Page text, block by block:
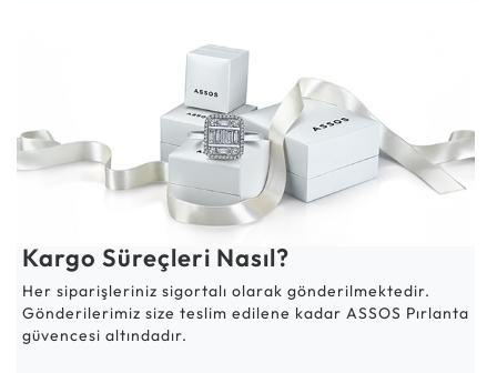
Kargo Süreçleri Nasıl?
Her siparişleriniz sigortalı olarak gönderilmektedir.
Gönderilerimiz size teslim edilene kadar ASSOS Pırlanta
güvencesi altındadır.